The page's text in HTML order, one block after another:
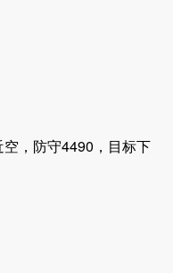
，防守4490，目标下